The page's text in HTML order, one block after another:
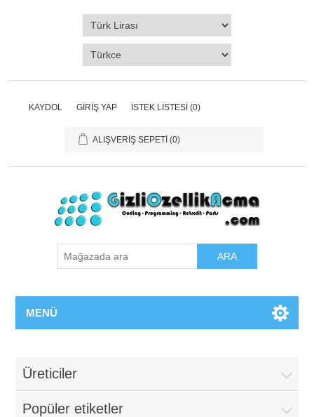
KAYDOL GIRIŞ YAP İSTEK LISTESI (0)
ALIŞVERIŞ SEPETI (0)
ARA
MENÜ
Üreticiler
Popüler etiketler